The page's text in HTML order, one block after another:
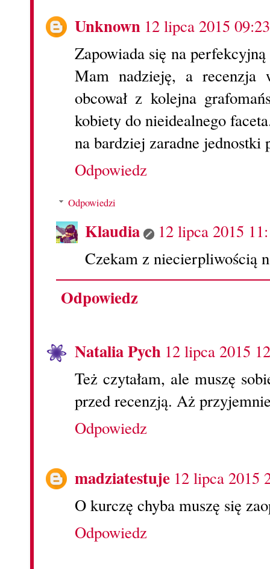
Unknown 12 lipca 2015 09:23
Zapowiada się na
Mam nadzieję, a
obcował z kolejna
kobiety do nieidealnego
na bardziej zaradne jednostki
Odpowiedz
Odpowiedzi
Klaudia
12 lipca 2015
Czekam z niecierpliwością
Odpowiedz
Natalia Pych 12 lipca 2015
Też czytałam, ale muszę
przed recenzją. Aż
Odpowiedz
madziatestuje 12 lipca 2015
O kurczę chyba muszę się
Odpowiedz